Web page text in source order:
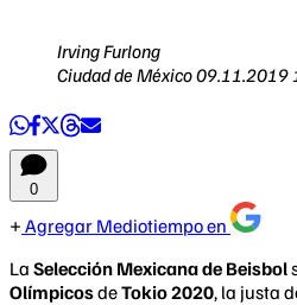
Irving Furlong
Ciudad de México09.11.2019
0
Agregar Mediotiempo en
La Selección Mexicana de Beisbol
OlímpicosdeTokio 2020, la justa